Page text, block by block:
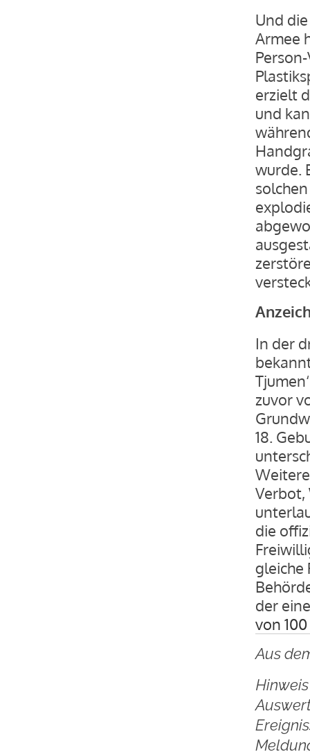
Und
Armee
erzielt
und
wurde.
In der
zuvor
18.
Verbot,
die
gleiche
der
von
Aus